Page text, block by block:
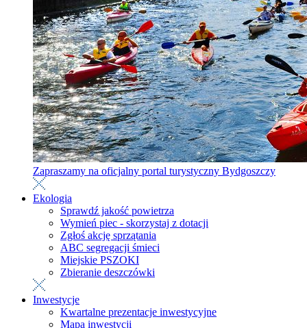
Zapraszamy na oficjalny portal turystyczny Bydgoszczy
Ekologia
Sprawdź jakość powietrza
Wymień piec - skorzystaj z dotacji
Zgłoś akcję sprzątania
ABC segregacji śmieci
Miejskie PSZOKI
Zbieranie deszczówki
Inwestycje
Kwartalne prezentacje inwestycyjne
Mapa inwestycji